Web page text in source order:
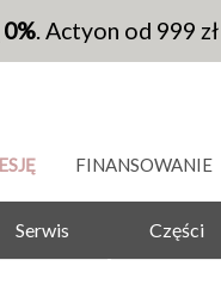
. Actyon od 999
FINANSOWANIE
Serwis Części